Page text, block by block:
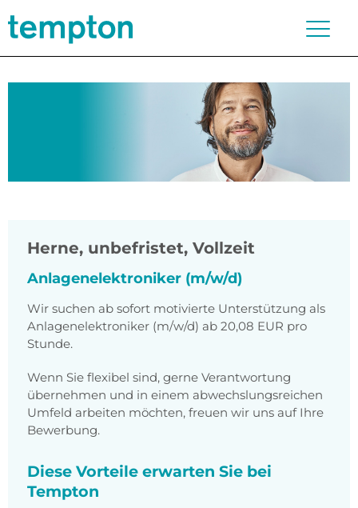
Herne, unbefristet, Vollzeit
Anlagenelektroniker (m/w/d)
Wir suchen ab sofort motivierte Unterstützung als
Anlagenelektroniker (m/w/d) ab 20,08 EUR pro
Stunde.
Wenn Sie flexibel sind, gerne Verantwortung
übernehmen und in einem abwechslungsreichen
Umfeld arbeiten möchten, freuen wir uns auf Ihre
Bewerbung.
Diese Vorteile erwarten Sie bei
Tempton